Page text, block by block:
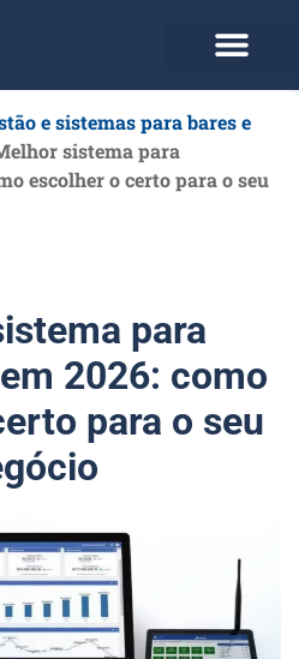
e sistemas para bares e
sistema para
escolher o certo para o seu
para
2026: como
para o seu